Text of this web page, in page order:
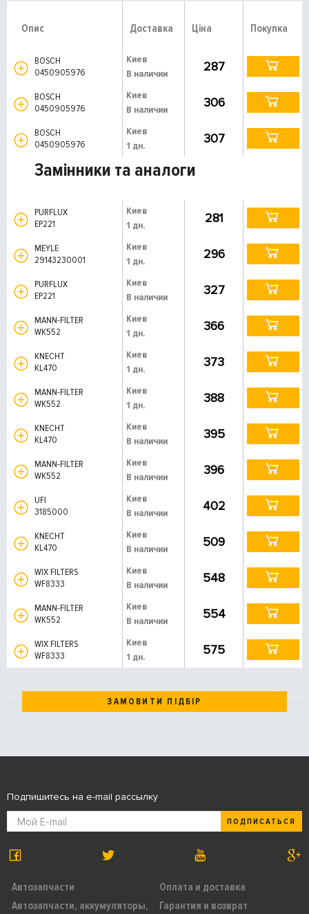
Опис Доставка Ціна Покупка
BOSCH
0450905976
Киев
В наличии
287
BOSCH
0450905976
Киев
В наличии
306
BOSCH
0450905976
Киев
1 дн.
307
Замінники та аналоги
PURFLUX
EP221
Киев
1 дн.
281
MEYLE
29143230001
Киев
1 дн.
296
PURFLUX
EP221
Киев
В наличии
327
MANN-FILTER
WK552
Киев
1 дн.
366
KNECHT
KL470
Киев
1 дн.
373
MANN-FILTER
WK552
Киев
1 дн.
388
KNECHT
KL470
Киев
В наличии
395
MANN-FILTER
WK552
Киев
В наличии
396
UFI
3185000
Киев
В наличии
402
KNECHT
KL470
Киев
В наличии
509
WIX FILTERS
WF8333
Киев
В наличии
548
MANN-FILTER
WK552
Киев
В наличии
554
WIX FILTERS
WF8333
Киев
1 дн.
575
ЗАМОВИТИ ПІДБІР
Автозапчасти
Автозапчасти, аккумуляторы,
Оплата и доставка
Гарантия и возврат
Подпишитесь на e-mail рассылку
ПОДПИСАТЬСЯ